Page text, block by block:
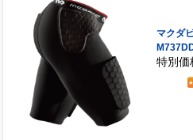
マクダ
特別価